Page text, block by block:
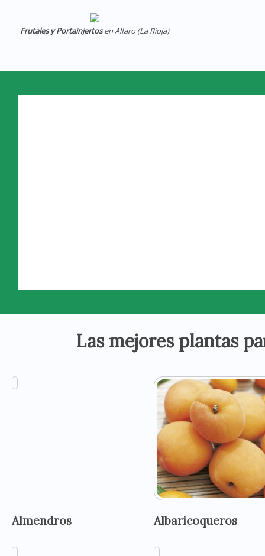
Frutales y Portainjertosen Alfaro (La Rioja)
Las mejores plantas
Almendros Albaricoqueros